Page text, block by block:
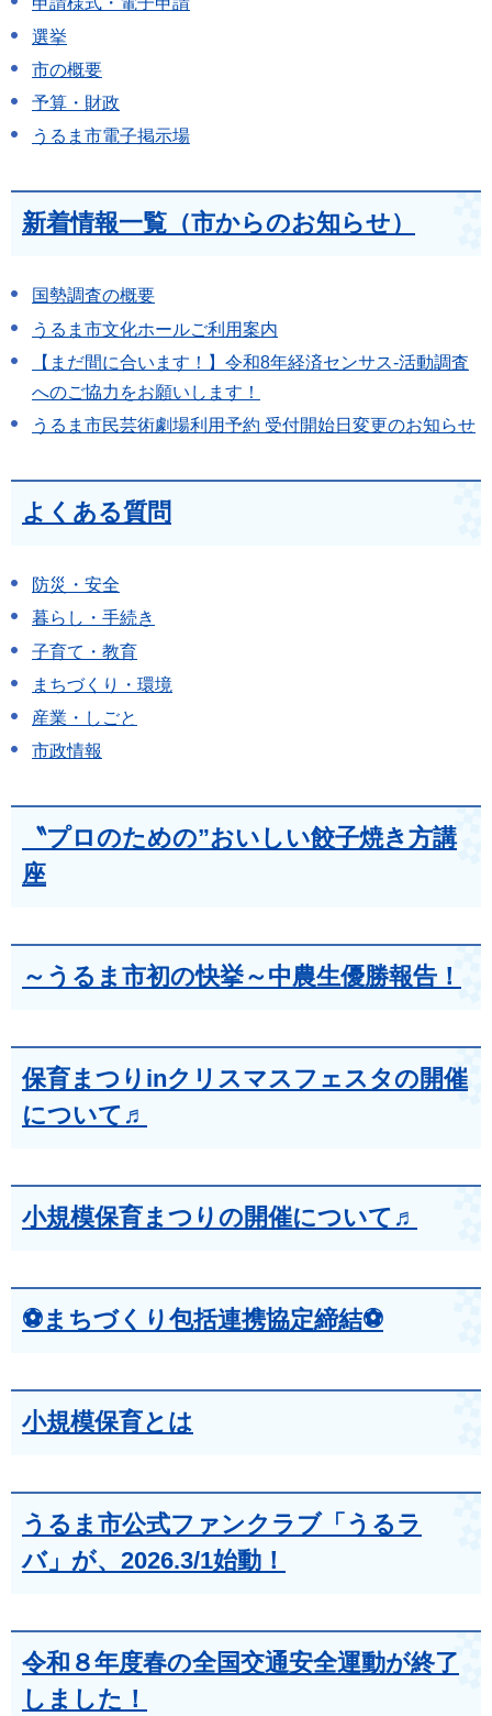
選挙
市の概要
予算・財政
うるま市電子掲示場
新着情報一覧（市からのお知らせ）
国勢調査の概要
うるま市文化ホールご利用案内
【まだ間に合います！】令和8年経済センサス-活動調査
へのご協力をお願いします！
うるま市民芸術劇場利用予約 受付開始日変更のお知らせ
よくある質問
防災・安全
暮らし・手続き
子育て・教育
まちづくり・環境
産業・しごと
市政情報
〝プロのための”おいしい餃子焼き方講
座
～うるま市初の快挙～中農生優勝報告！
保育まつりinクリスマスフェスタの開催
について♬
小規模保育まつりの開催について♬
⚽まちづくり包括連携協定締結⚽
小規模保育とは
うるま市公式ファンクラブ「うるラ
バ」が、2026.3/1始動！
令和８年度春の全国交通安全運動が終了
しました！